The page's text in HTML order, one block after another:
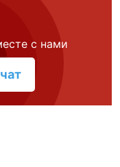
с нами